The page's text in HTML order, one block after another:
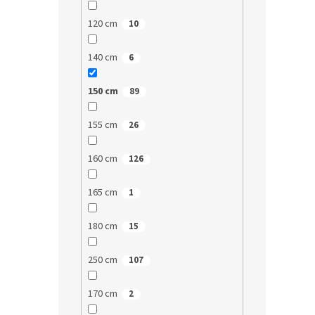
120 cm 10
140 cm 6
150 cm 89
155 cm 26
160 cm 126
165 cm 1
180 cm 15
250 cm 107
170 cm 2